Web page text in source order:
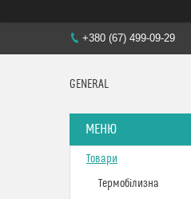
+380 (67) 499-09-29
GENERAL
Товари
Термобілизна